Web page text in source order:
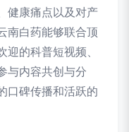
健康痛点以及对产
南白药能够联合顶
的科普短视频、
与内容共创与分
口碑传播和活跃的